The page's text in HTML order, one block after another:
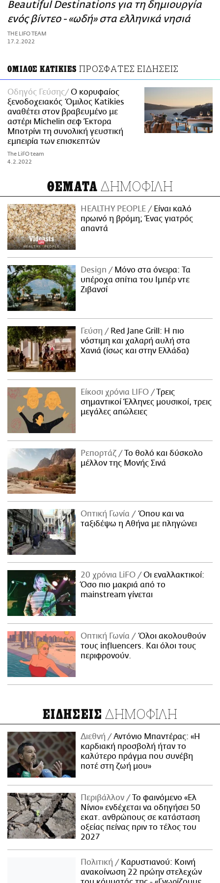
PRINT
Beautiful Destinations για τη δημιουργία
ενός βίντεο - «ωδή» στα ελληνικά νησιά
THE LIFO TEAM
17.2.2022
ΟΜΙΛΟΣ KATIKIES ΠΡΟΣΦΑΤΕΣ ΕΙΔΗΣΕΙΣ
Οδηγός Γεύσης
Ο κορυφαίος
ξενοδοχειακός Όμιλος Katikies
αναθέτει στον βραβευμένο με
αστέρι Michelin σεφ Έκτορα
Μποτρίνι τη συνολική γευστική
εμπειρία των επισκεπτών
The LiFO team
4.2.2022
ΘΕΜΑΤΑ ΔΗΜΟΦΙΛΗ
HEALTHY PEOPLE
Είναι καλό
πρωινό η βρόμη; Ένας γιατρός
απαντά
Design
Μόνο στα όνειρα: Τα
υπέροχα σπίτια του Ιμπέρ ντε
Ζιβανσί
Γεύση
Red Jane Grill: Η πιο
νόστιμη και χαλαρή αυλή στα
Χανιά (ίσως και στην Ελλάδα)
Είκοσι χρόνια LIFO
Tρεις
σημαντικοί Έλληνες μουσικοί, τρεις
μεγάλες απώλειες
Ρεπορτάζ
Το θολό και δύσκολο
μέλλον της Μονής Σινά
Οπτική Γωνία
Όπου και να
ταξιδέψω η Αθήνα με πληγώνει
20 χρόνια LiFO
Οι εναλλακτικοί:
Όσο πιο μακριά από το
mainstream γίνεται
Οπτική Γωνία
Όλοι ακολουθούν
τους influencers. Και όλοι τους
περιφρονούν.
ΕΙΔΗΣΕΙΣ ΔΗΜΟΦΙΛΗ
Διεθνή
Αντόνιο Μπαντέρας: «Η
καρδιακή προσβολή ήταν το
καλύτερο πράγμα που συνέβη
ποτέ στη ζωή μου»
Περιβάλλον
Το φαινόμενο «Ελ
Νίνιο» ενδέχεται να οδηγήσει 50
εκατ. ανθρώπους σε κατάσταση
οξείας πείνας πριν το τέλος του
2027
Πολιτική
Καρυστιανού: Κοινή
ανακοίνωση 22 πρώην στελεχών